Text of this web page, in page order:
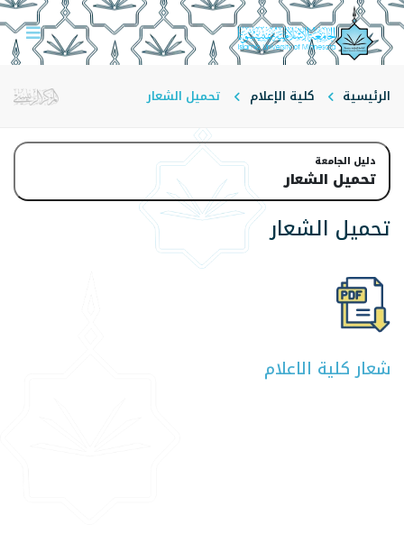
الرئيسية كلية الإعلام تحميل الشعار
دليل الجامعة
تحميل الشعار
تحميل الشعار
شعار كلية الاعلام